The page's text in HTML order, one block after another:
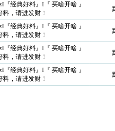
『经典好料』I『 买啥开啥 』
，请进发财！
『经典好料』I『 买啥开啥 』
，请进发财！
『经典好料』I『 买啥开啥 』
，请进发财！
『经典好料』I『 买啥开啥 』
，请进发财！